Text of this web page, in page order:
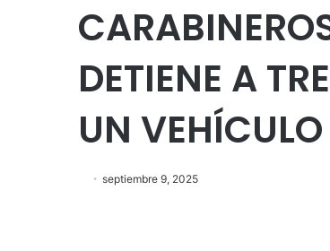
DETIENE A
UN VEHÍCULO
septiembre 9, 2025